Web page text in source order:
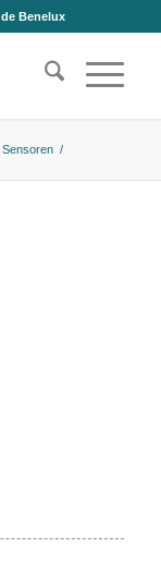
Benelux
/